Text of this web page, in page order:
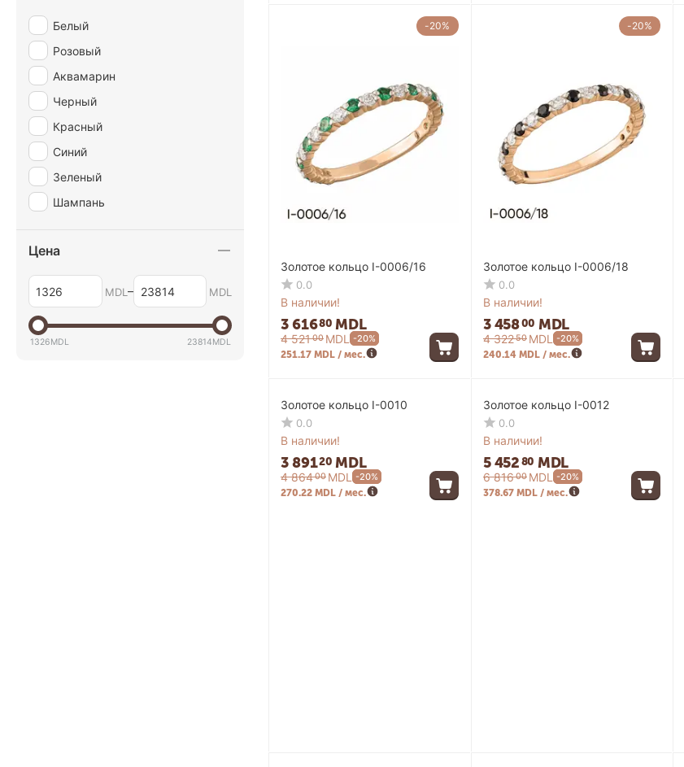
-20%
Золотое кольцо I-0006/16
0.0
В наличии!
3 61680 MDL
4 52100 MDL
-20%
251.17 MDL / мес.
-20%
Золотое кольцо I-0006/18
0.0
В наличии!
3 45800 MDL
4 32250 MDL
-20%
240.14 MDL / мес.
Золотое кольцо I-0010
0.0
В наличии!
3 89120 MDL
4 86400 MDL
-20%
270.22 MDL / мес.
Золотое кольцо I-0012
0.0
В наличии!
5 45280 MDL
6 81600 MDL
-20%
378.67 MDL / мес.
Белый
Розовый
Аквамарин
Черный
Красный
Синий
Зеленый
Шампань
Цена
MDL – MDL
1326MDL 23814MDL